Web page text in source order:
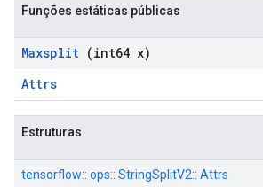
Funções estáticas públicas
Maxsplit (int64 x)
Attrs
Estruturas
tensorflow:: ops:: StringSplitV2:: Attrs